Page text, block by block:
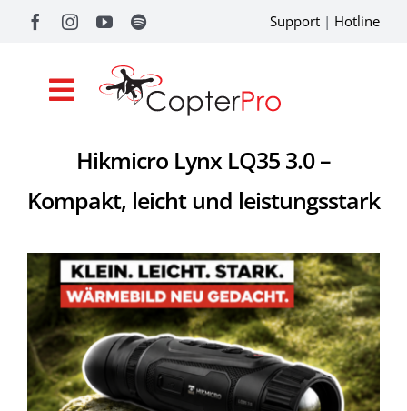
Support | Hotline
Toggle
Navigation
Drohnenförderung
Academy
Referenzen
Pilotentools
Service
Hikmicro Lynx LQ35 3.0 –
Kompakt, leicht und leistungsstark